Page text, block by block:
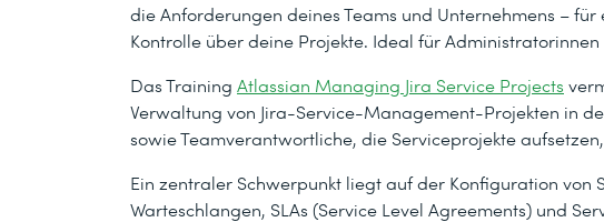
die Anforderungen deines Teams und Unternehmens –
Kontrolle über deine Projekte. Ideal für
Das Training Atlassian Managing Jira Service Projects
Verwaltung von Jira-Service-Management-Projekten in
sowie Teamverantwortliche, die Serviceprojekte
Ein zentraler Schwerpunkt liegt auf der Konfiguration von
Warteschlangen, SLAs (Service Level Agreements) und